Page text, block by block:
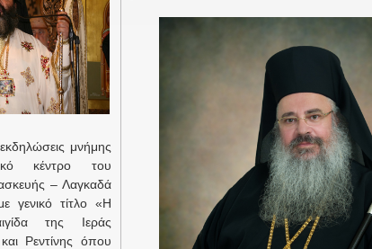
μνήμης
κέντρο του
– Λαγκαδά
γενικό τίτλο «Η
της Ιεράς
Ρεντίνης όπου